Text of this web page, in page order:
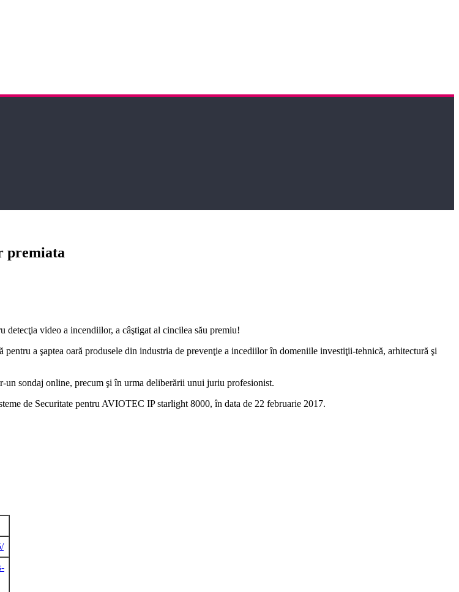
premiata
detecţia video a incendiilor, a câştigat al cincilea său premiu!
a şaptea oară produsele din industria de prevenţie a incediilor în domeniile investiţii-tehnică, arhitectură şi
un sondaj online, precum şi în urma deliberării unui juriu profesionist.
de Securitate pentru AVIOTEC IP starlight 8000, în data de 22 februarie 2017.